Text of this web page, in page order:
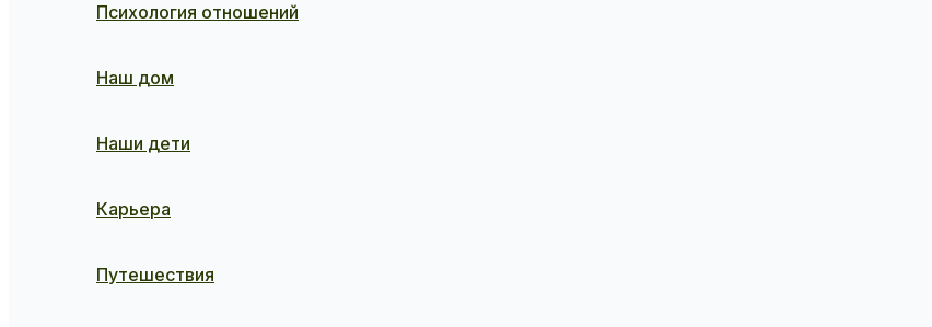
Психология отношений
Наш дом
Наши дети
Карьера
Путешествия